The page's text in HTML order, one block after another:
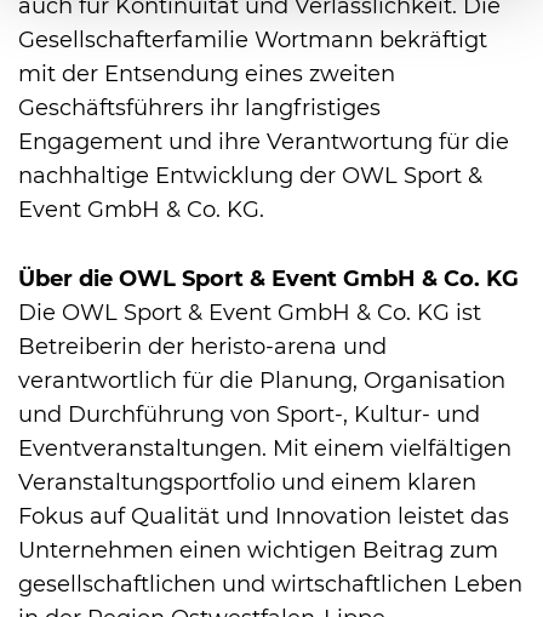
auch für Kontinuität und Verlässlichkeit. Die
Gesellschafterfamilie Wortmann bekräftigt
mit der Entsendung eines zweiten
Geschäftsführers ihr langfristiges
Engagement und ihre Verantwortung für die
nachhaltige Entwicklung der OWL Sport &
Event GmbH & Co. KG.
Über die OWL Sport & Event GmbH & Co. KG
Die OWL Sport & Event GmbH & Co. KG ist
Betreiberin der heristo-arena und
verantwortlich für die Planung, Organisation
und Durchführung von Sport-, Kultur- und
Eventveranstaltungen. Mit einem vielfältigen
Veranstaltungsportfolio und einem klaren
Fokus auf Qualität und Innovation leistet das
Unternehmen einen wichtigen Beitrag zum
gesellschaftlichen und wirtschaftlichen Leben